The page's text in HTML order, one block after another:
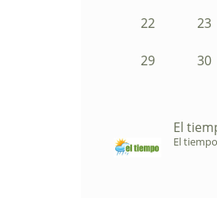
22 23
29 30
El
El tiempo